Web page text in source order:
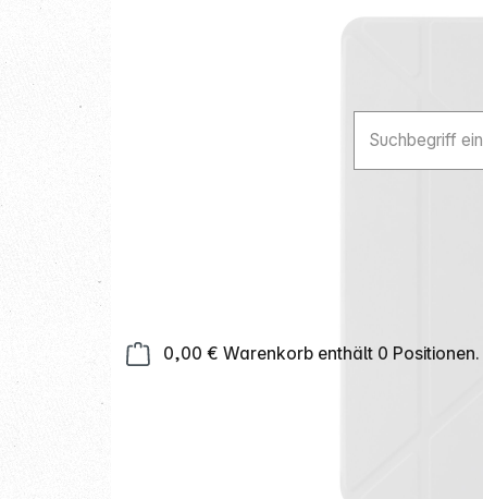
0,00 € Warenkorb enthält 0